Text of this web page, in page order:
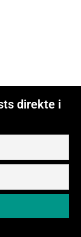
direkte i